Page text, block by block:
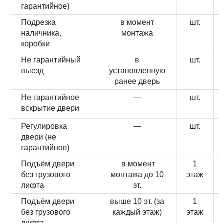
гарантийное)
Подрезка
наличника,
коробки
в момент
монтажа
шт.
Не гарантийный
выезд
в
установленную
ранее дверь
шт.
Не гарантийное
вскрытие двери
— шт.
Регулировка
двери (не
гарантийное)
— шт.
Подъём двери
без грузового
лифта
в момент
монтажа до 10
эт.
1
этаж
Подъём двери
без грузового
выше 10 эт. (за
каждый этаж)
1
этаж